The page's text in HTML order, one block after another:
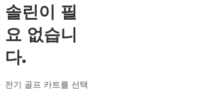
솔린이 필
요 없습니
다.
전기 골프 카트를 선택